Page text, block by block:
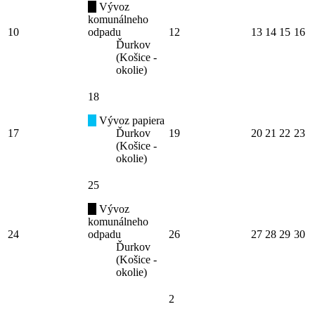
10
Vývoz
komunálneho
odpadu
Ďurkov
(Košice -
okolie)
12 13 14 15 16
17
18
Vývoz papiera
Ďurkov
(Košice -
okolie)
19 20 21 22 23
24
25
Vývoz
komunálneho
odpadu
Ďurkov
(Košice -
okolie)
26 27 28 29 30
2